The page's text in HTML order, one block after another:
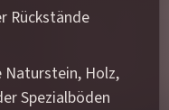
Rückstände
Naturstein, Holz,
Spezialböden